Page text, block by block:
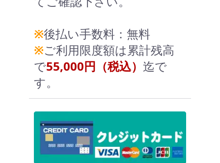
※後払い手数料：無料
※ご利用限度額は累計残高
で55,000円（税込） 迄で
す。